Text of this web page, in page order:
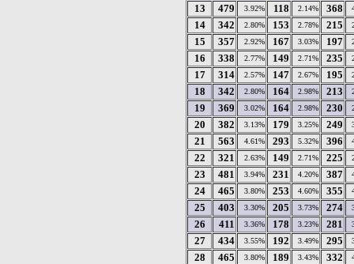
13 479 3.92% 118 2.14% 368
14 342 2.80% 153 2.78% 215
15 357 2.92% 167 3.03% 197
16 338 2.77% 149 2.71% 235
17 314 2.57% 147 2.67% 195
18 342 2.80% 164 2.98% 213
19 369 3.02% 164 2.98% 230
20 382 3.13% 179 3.25% 249
21 563 4.61% 293 5.32% 396
22 321 2.63% 149 2.71% 225
23 481 3.94% 231 4.20% 387
24 465 3.80% 253 4.60% 355
25 403 3.30% 205 3.73% 274
26 411 3.36% 178 3.23% 281
27 434 3.55% 192 3.49% 295
28 465 3.80% 189 3.43% 332